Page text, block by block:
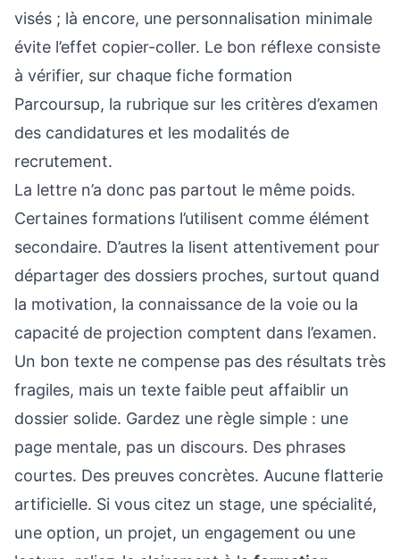
visés ; là encore, une personnalisation minimale
évite l’effet copier-coller. Le bon réflexe consiste
à vérifier, sur chaque fiche formation
Parcoursup, la rubrique sur les critères d’examen
des candidatures et les modalités de
recrutement.
La lettre n’a donc pas partout le même poids.
Certaines formations l’utilisent comme élément
secondaire. D’autres la lisent attentivement pour
départager des dossiers proches, surtout quand
la motivation, la connaissance de la voie ou la
capacité de projection comptent dans l’examen.
Un bon texte ne compense pas des résultats très
fragiles, mais un texte faible peut affaiblir un
dossier solide. Gardez une règle simple : une
page mentale, pas un discours. Des phrases
courtes. Des preuves concrètes. Aucune flatterie
artificielle. Si vous citez un stage, une spécialité,
une option, un projet, un engagement ou une